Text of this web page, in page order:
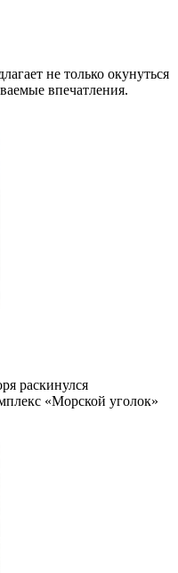
не только окунуться
впечатления.
раскинулся
«Морской уголок»